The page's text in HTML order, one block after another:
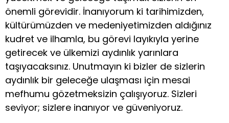
önemli görevidir. İnanıyorum ki tarihimizden,
kültürümüzden ve medeniyetimizden aldığınız
kudret ve ilhamla, bu görevi layıkıyla yerine
getirecek ve ülkemizi aydınlık yarınlara
taşıyacaksınız. Unutmayın ki bizler de sizlerin
aydınlık bir geleceğe ulaşması için mesai
mefhumu gözetmeksizin çalışıyoruz. Sizleri
seviyor; sizlere inanıyor ve güveniyoruz.